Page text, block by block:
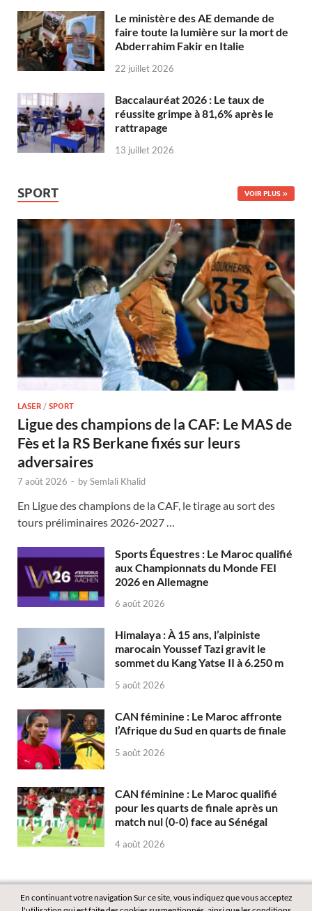
Le ministère des AE demande de
faire toute la lumière sur la mort de
Abderrahim Fakir en Italie
22 juillet 2026
Baccalauréat 2026 : Le taux de
réussite grimpe à 81,6% après le
rattrapage
13 juillet 2026
SPORT VOIR PLUS
LASER / SPORT
Ligue des champions de la CAF: Le MAS de
Fès et la RS Berkane fixés sur leurs
adversaires
7 août 2026 - bySemlali Khalid
En Ligue des champions de la CAF, le tirage au sort des
tours préliminaires 2026-2027 …
Sports Équestres : Le Maroc qualifié
aux Championnats du Monde FEI
2026 en Allemagne
6 août 2026
Himalaya : À 15 ans, l’alpiniste
marocain Youssef Tazi gravit le
sommet du Kang Yatse II à 6.250 m
5 août 2026
CAN féminine : Le Maroc affronte
l’Afrique du Sud en quarts de finale
5 août 2026
CAN féminine : Le Maroc qualifié
pour les quarts de finale après un
match nul (0-0) face au Sénégal
4 août 2026
En continuant votre navigation Sur ce site, vous indiquez que vous acceptez